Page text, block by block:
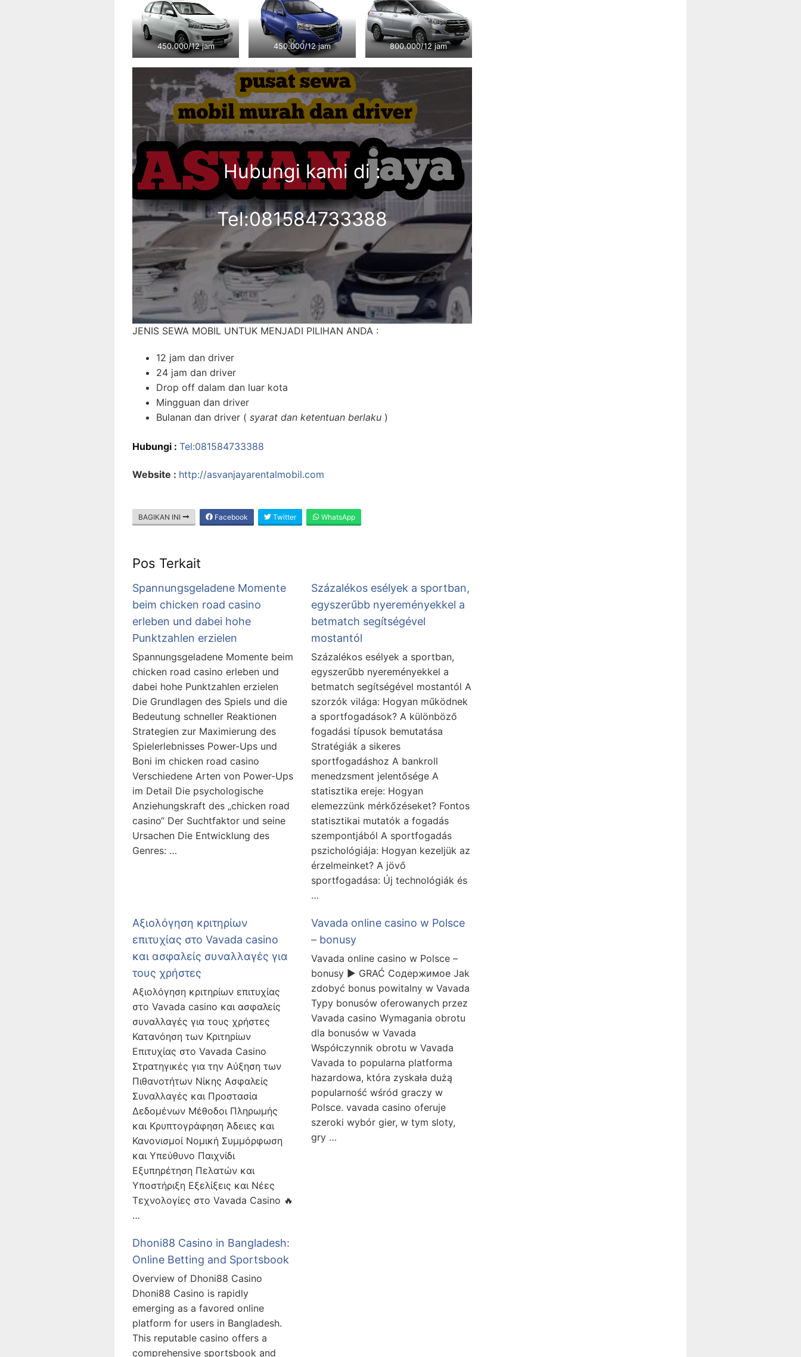
450.000/12 jam 450.000/12 jam 800.000/12 jam
Hubungi kami di :
Tel:081584733388
JENIS SEWA MOBIL UNTUK MENJADI PILIHAN ANDA :
12 jam dan driver
24 jam dan driver
Drop off dalam dan luar kota
Mingguan dan driver
Bulanan dan driver ( syarat dan ketentuan berlaku )
Hubungi : Tel:081584733388
Website : http://asvanjayarentalmobil.com
BAGIKAN INI Facebook Twitter WhatsApp
Pos Terkait
Spannungsgeladene Momente
beim chicken road casino
erleben und dabei hohe
Punktzahlen erzielen
Spannungsgeladene Momente beim
chicken road casino erleben und
dabei hohe Punktzahlen erzielen
Die Grundlagen des Spiels und die
Bedeutung schneller Reaktionen
Strategien zur Maximierung des
Spielerlebnisses Power-Ups und
Boni im chicken road casino
Verschiedene Arten von Power-Ups
im Detail Die psychologische
Anziehungskraft des „chicken road
casino“ Der Suchtfaktor und seine
Ursachen Die Entwicklung des
Genres: …
Százalékos esélyek a sportban,
egyszerűbb nyereményekkel a
betmatch segítségével
mostantól
Százalékos esélyek a sportban,
egyszerűbb nyereményekkel a
betmatch segítségével mostantól A
szorzók világa: Hogyan működnek
a sportfogadások? A különböző
fogadási típusok bemutatása
Stratégiák a sikeres
sportfogadáshoz A bankroll
menedzsment jelentősége A
statisztika ereje: Hogyan
elemezzünk mérkőzéseket? Fontos
statisztikai mutatók a fogadás
szempontjából A sportfogadás
pszichológiája: Hogyan kezeljük az
érzelmeinket? A jövő
sportfogadása: Új technológiák és
…
Αξιολόγηση κριτηρίων
επιτυχίας στο Vavada casino
και ασφαλείς συναλλαγές για
τους χρήστες
Αξιολόγηση κριτηρίων επιτυχίας
στο Vavada casino και ασφαλείς
συναλλαγές για τους χρήστες
Κατανόηση των Κριτηρίων
Επιτυχίας στο Vavada Casino
Στρατηγικές για την Αύξηση των
Πιθανοτήτων Νίκης Ασφαλείς
Συναλλαγές και Προστασία
Δεδομένων Μέθοδοι Πληρωμής
και Κρυπτογράφηση Άδειες και
Κανονισμοί Νομική Συμμόρφωση
και Υπεύθυνο Παιχνίδι
Εξυπηρέτηση Πελατών και
Υποστήριξη Εξελίξεις και Νέες
Τεχνολογίες στο Vavada Casino 🔥
…
Vavada online casino w Polsce
– bonusy
Vavada online casino w Polsce –
bonusy ▶️ GRAĆ Содержимое Jak
zdobyć bonus powitalny w Vavada
Typy bonusów oferowanych przez
Vavada casino Wymagania obrotu
dla bonusów w Vavada
Współczynnik obrotu w Vavada
Vavada to popularna platforma
hazardowa, która zyskała dużą
popularność wśród graczy w
Polsce. vavada casino oferuje
szeroki wybór gier, w tym sloty,
gry …
Dhoni88 Casino in Bangladesh:
Online Betting and Sportsbook
Overview of Dhoni88 Casino
Dhoni88 Casino is rapidly
emerging as a favored online
platform for users in Bangladesh.
This reputable casino offers a
comprehensive sportsbook and